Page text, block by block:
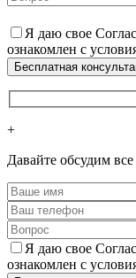
Я даю свое
ознакомлен с
+
Давайте обсудим
Я даю свое
ознакомлен с